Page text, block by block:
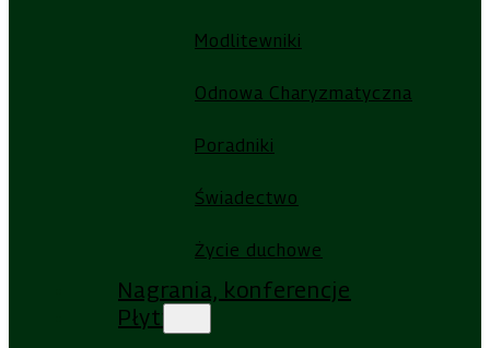
Modlitewniki
Odnowa Charyzmatyczna
Poradniki
Świadectwo
Życie duchowe
Nagrania, konferencje
Płyty